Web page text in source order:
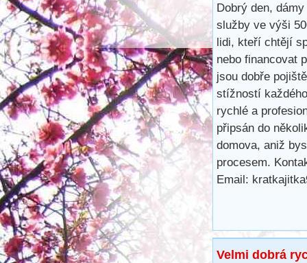
Dobrý den,
služby ve výši
lidi, kteří chtějí
nebo financovat
jsou dobře
stížností
rychlé a
připsán do
domova, aniž
procesem.
Email:
Velmi dobrá